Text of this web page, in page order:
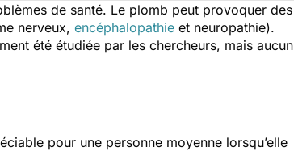
de santé. Le plomb peut provoquer des
nerveux, encéphalopathie et neuropathie).
été étudiée par les chercheurs, mais aucun
pour une personne moyenne lorsqu’elle